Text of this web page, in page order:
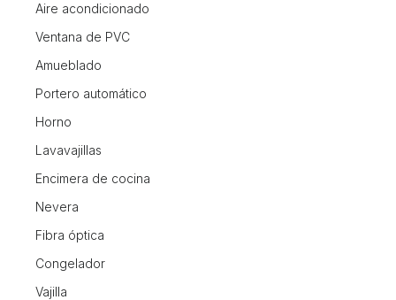
Aire acondicionado
Ventana de PVC
Amueblado
Portero automático
Horno
Lavavajillas
Encimera de cocina
Nevera
Fibra óptica
Congelador
Vajilla